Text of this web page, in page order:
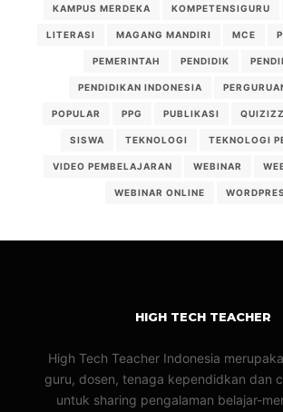
KAMPUS MERDEKA KOMPETENSIGURU
LITERASI MAGANG MANDIRI MCE
PEMERINTAH PENDIDIK
PENDIDIKAN INDONESIA
POPULAR PPG PUBLIKASI QUIZIZZ
SISWA TEKNOLOGI TEKNOLOGI
VIDEO PEMBELAJARAN WEBINAR
WEBINAR ONLINE
HIGH TECH TEACHER
High Tech Teacher Indonesia
guru, dosen, tenaga kependidkan dan
untuk sharing pengalaman belajar-